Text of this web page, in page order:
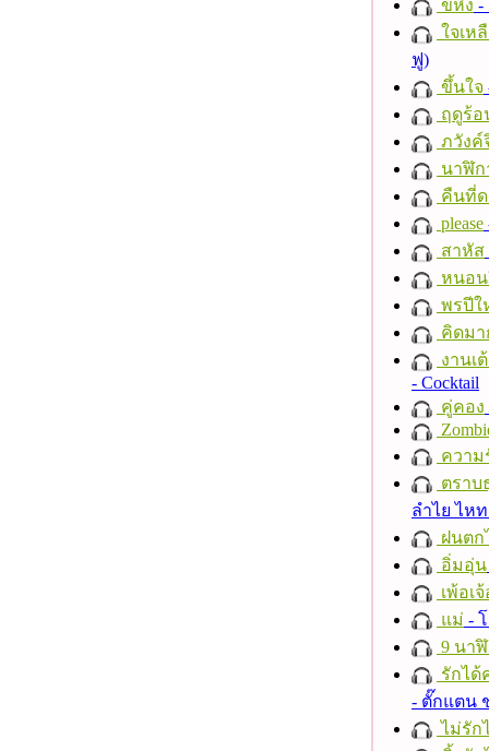
ขี้หึง -
ใจเห
ฟู)
ขึ้นใจ
ฤดูร้อ
ภวังค์
นาฬิก
คืนที่ด
please
สาหัส
หนอน
พรปีใ
คิดมา
งานเ
- Cocktail
คู่คอง
ความ
ตราบ
ลำไย ไห
ฝนตก
อิ่มอุ่น
เพ้อเ
แม่ -
9 นา
รักได้
- ตั๊กแตน
ไม่รัก